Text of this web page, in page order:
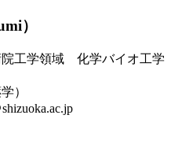
）
院工学領域 化学バイオ工学
）